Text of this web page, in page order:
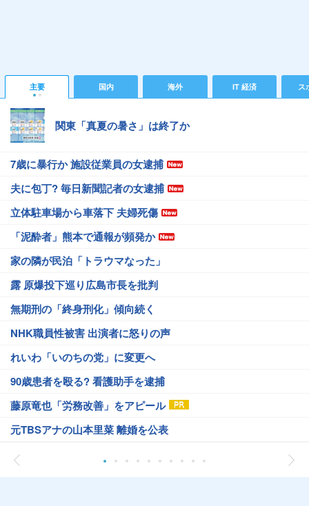
主要 国内 海外 IT 経済 ス
関東「真夏の暑さ」は終了か
7歳に暴行か 施設従業員の女逮捕
夫に包丁? 毎日新聞記者の女逮捕
立体駐車場から車落下 夫婦死傷
「泥酔者」熊本で通報が頻発か
家の隣が民泊「トラウマなった」
露 原爆投下巡り広島市長を批判
無期刑の「終身刑化」傾向続く
NHK職員性被害 出演者に怒りの声
れいわ「いのちの党」に変更へ
90歳患者を殴る? 看護助手を逮捕
藤原竜也「労務改善」をアピール
元TBSアナの山本里菜 離婚を公表